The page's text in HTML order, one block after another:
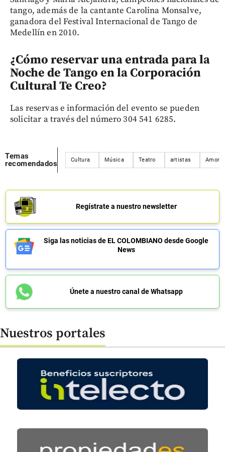
tango, además de la cantante Carolina Monsalve,
ganadora del Festival Internacional de Tango de
Medellín en 2010.
¿Cómo reservar una entrada para la
Noche de Tango en la Corporación
Cultural Te Creo?
Las reservas e información del evento se pueden
solicitar a través del número 304 541 6285.
Temas
recomendados
Cultura Música Teatro artistas Amor
Regístrate a nuestro newsletter
Siga las noticias de EL COLOMBIANO desde Google
News
Únete a nuestro canal de Whatsapp
Nuestros portales